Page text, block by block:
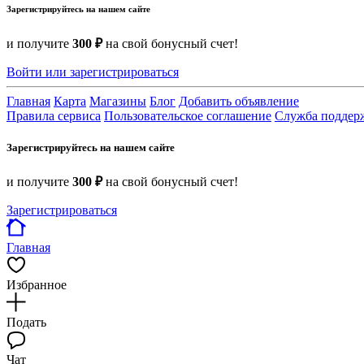
Зарегистрируйтесь на нашем сайте
и получите 300 ₽на свой бонусный счет!
Войти или зарегистрироваться
Главная Карта Магазины Блог Добавить объявление
Правила сервиса Пользовательское соглашение Служба
Зарегистрируйтесь на нашем сайте
и получите 300 ₽на свой бонусный счет!
Зарегистрироваться
Главная
Избранное
Подать
Чат